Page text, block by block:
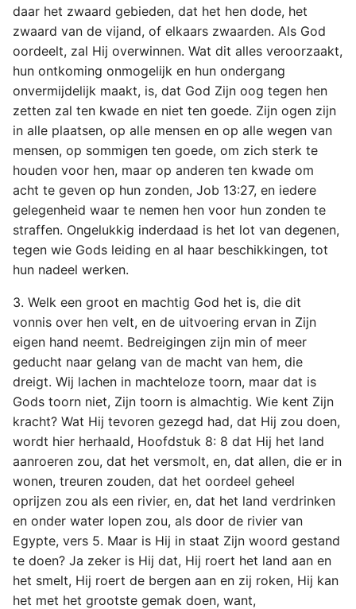
daar het zwaard gebieden, dat het hen dode, het
zwaard van de vijand, of elkaars zwaarden. Als God
oordeelt, zal Hij overwinnen. Wat dit alles veroorzaakt,
hun ontkoming onmogelijk en hun ondergang
onvermijdelijk maakt, is, dat God Zijn oog tegen hen
zetten zal ten kwade en niet ten goede. Zijn ogen zijn
in alle plaatsen, op alle mensen en op alle wegen van
mensen, op sommigen ten goede, om zich sterk te
houden voor hen, maar op anderen ten kwade om
acht te geven op hun zonden, Job 13:27, en iedere
gelegenheid waar te nemen hen voor hun zonden te
straffen. Ongelukkig inderdaad is het lot van degenen,
tegen wie Gods leiding en al haar beschikkingen, tot
hun nadeel werken.
3. Welk een groot en machtig God het is, die dit
vonnis over hen velt, en de uitvoering ervan in Zijn
eigen hand neemt. Bedreigingen zijn min of meer
geducht naar gelang van de macht van hem, die
dreigt. Wij lachen in machteloze toorn, maar dat is
Gods toorn niet, Zijn toorn is almachtig. Wie kent Zijn
kracht? Wat Hij tevoren gezegd had, dat Hij zou doen,
wordt hier herhaald, Hoofdstuk 8: 8 dat Hij het land
aanroeren zou, dat het versmolt, en, dat allen, die er in
wonen, treuren zouden, dat het oordeel geheel
oprijzen zou als een rivier, en, dat het land verdrinken
en onder water lopen zou, als door de rivier van
Egypte, vers 5. Maar is Hij in staat Zijn woord gestand
te doen? Ja zeker is Hij dat, Hij roert het land aan en
het smelt, Hij roert de bergen aan en zij roken, Hij kan
het met het grootste gemak doen, want,